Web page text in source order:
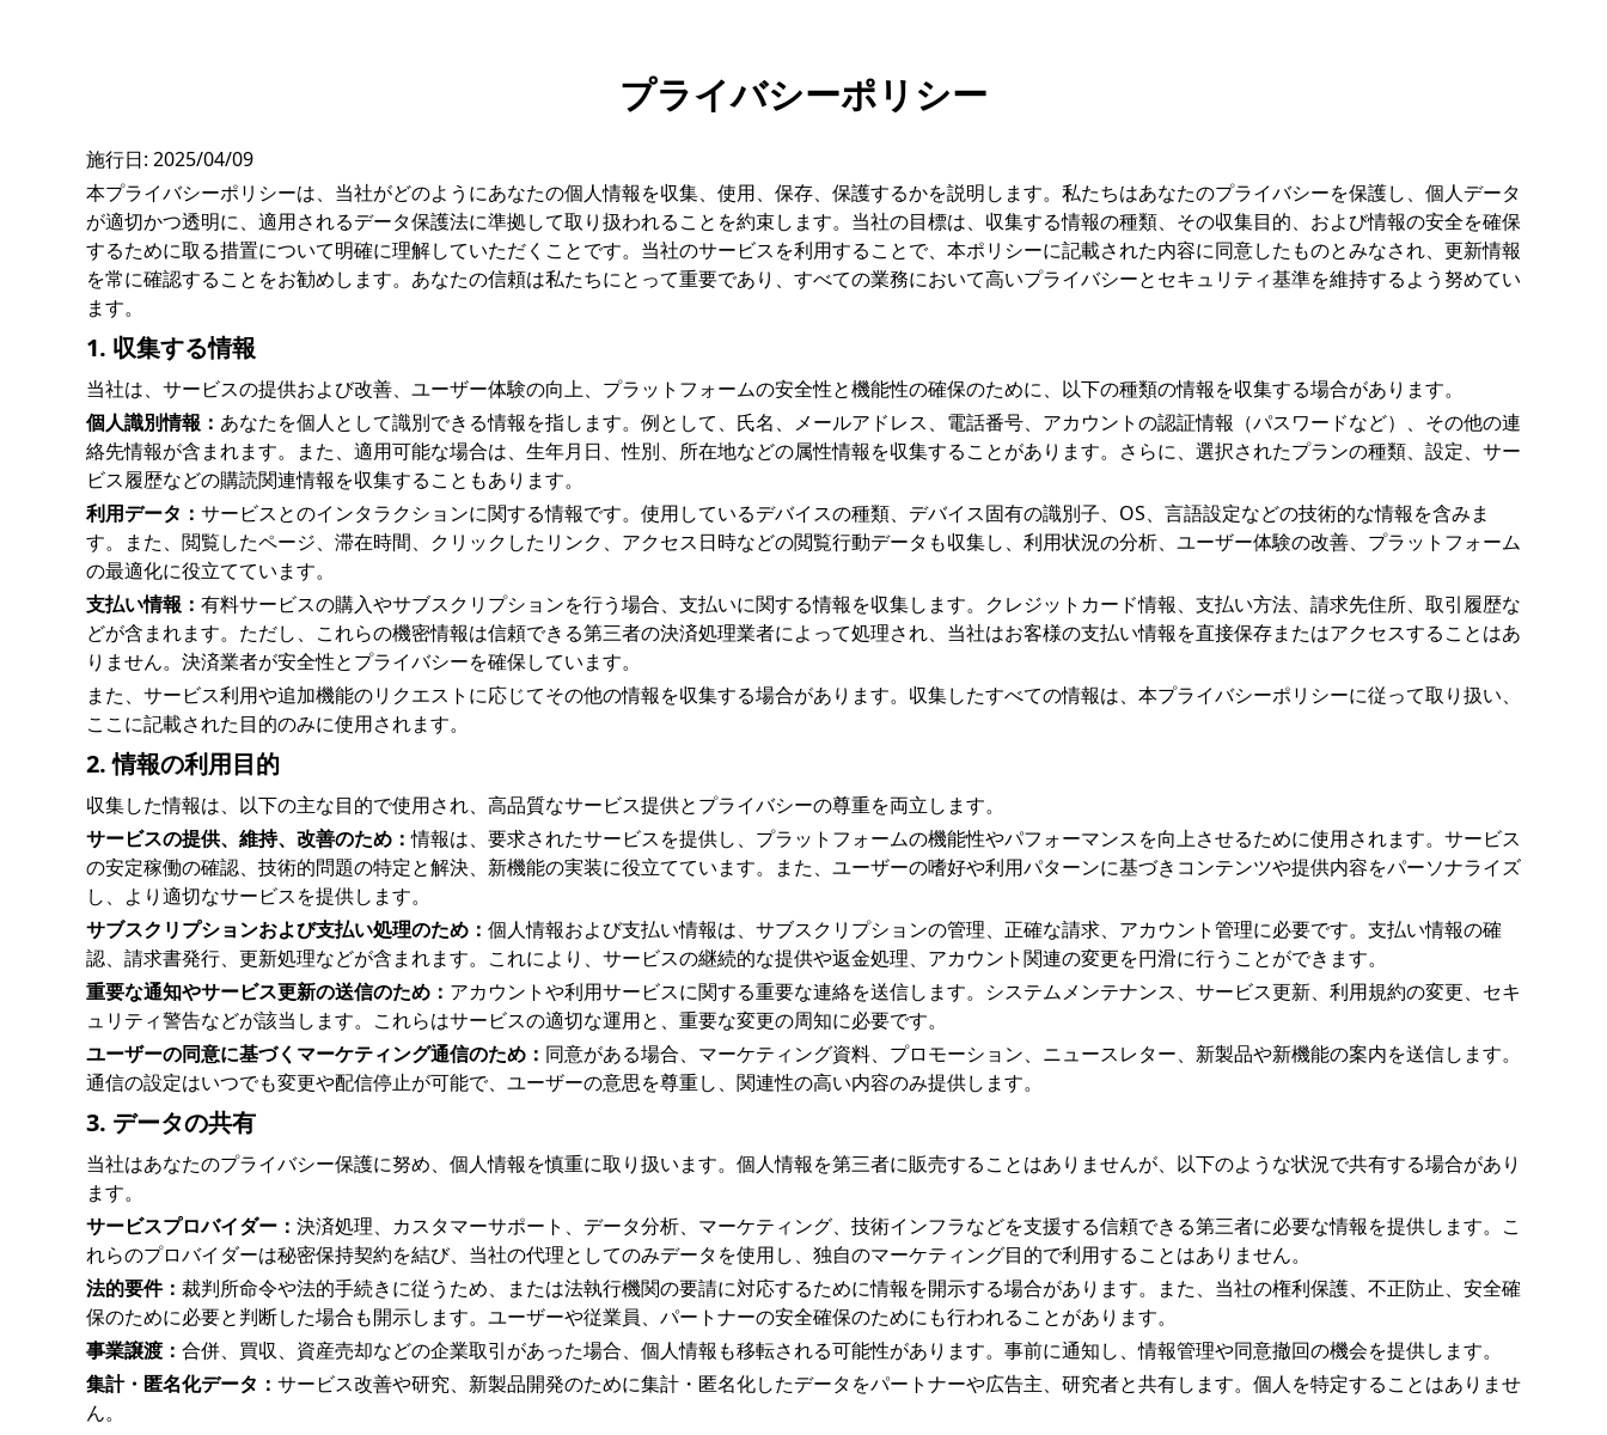
プライバシーポリシー
施行日: 2025/04/09
本プライバシーポリシーは、当社がどのようにあなたの個人情報を収集、使用、保存、保護するかを説明します。私たちはあなたのプライバシーを保護し、個人データ
が適切かつ透明に、適用されるデータ保護法に準拠して取り扱われることを約束します。当社の目標は、収集する情報の種類、その収集目的、および情報の安全を確保
するために取る措置について明確に理解していただくことです。当社のサービスを利用することで、本ポリシーに記載された内容に同意したものとみなされ、更新情報
を常に確認することをお勧めします。あなたの信頼は私たちにとって重要であり、すべての業務において高いプライバシーとセキュリティ基準を維持するよう努めてい
ます。
1. 収集する情報
当社は、サービスの提供および改善、ユーザー体験の向上、プラットフォームの安全性と機能性の確保のために、以下の種類の情報を収集する場合があります。
個人識別情報： あなたを個人として識別できる情報を指します。例として、氏名、メールアドレス、電話番号、アカウントの認証情報（パスワードなど）、その他の連
絡先情報が含まれます。また、適用可能な場合は、生年月日、性別、所在地などの属性情報を収集することがあります。さらに、選択されたプランの種類、設定、サー
ビス履歴などの購読関連情報を収集することもあります。
利用データ： サービスとのインタラクションに関する情報です。使用しているデバイスの種類、デバイス固有の識別子、OS、言語設定などの技術的な情報を含みま
す。また、閲覧したページ、滞在時間、クリックしたリンク、アクセス日時などの閲覧行動データも収集し、利用状況の分析、ユーザー体験の改善、プラットフォーム
の最適化に役立てています。
支払い情報： 有料サービスの購入やサブスクリプションを行う場合、支払いに関する情報を収集します。クレジットカード情報、支払い方法、請求先住所、取引履歴な
どが含まれます。ただし、これらの機密情報は信頼できる第三者の決済処理業者によって処理され、当社はお客様の支払い情報を直接保存またはアクセスすることはあ
りません。決済業者が安全性とプライバシーを確保しています。
また、サービス利用や追加機能のリクエストに応じてその他の情報を収集する場合があります。収集したすべての情報は、本プライバシーポリシーに従って取り扱い、
ここに記載された目的のみに使用されます。
2. 情報の利用目的
収集した情報は、以下の主な目的で使用され、高品質なサービス提供とプライバシーの尊重を両立します。
サービスの提供、維持、改善のため：情報は、要求されたサービスを提供し、プラットフォームの機能性やパフォーマンスを向上させるために使用されます。サービス
の安定稼働の確認、技術的問題の特定と解決、新機能の実装に役立てています。また、ユーザーの嗜好や利用パターンに基づきコンテンツや提供内容をパーソナライズ
し、より適切なサービスを提供します。
サブスクリプションおよび支払い処理のため： 個人情報および支払い情報は、サブスクリプションの管理、正確な請求、アカウント管理に必要です。支払い情報の確
認、請求書発行、更新処理などが含まれます。これにより、サービスの継続的な提供や返金処理、アカウント関連の変更を円滑に行うことができます。
重要な通知やサービス更新の送信のため： アカウントや利用サービスに関する重要な連絡を送信します。システムメンテナンス、サービス更新、利用規約の変更、セキ
ュリティ警告などが該当します。これらはサービスの適切な運用と、重要な変更の周知に必要です。
ユーザーの同意に基づくマーケティング通信のため： 同意がある場合、マーケティング資料、プロモーション、ニュースレター、新製品や新機能の案内を送信します。
通信の設定はいつでも変更や配信停止が可能で、ユーザーの意思を尊重し、関連性の高い内容のみ提供します。
3. データの共有
当社はあなたのプライバシー保護に努め、個人情報を慎重に取り扱います。個人情報を第三者に販売することはありませんが、以下のような状況で共有する場合があり
ます。
サービスプロバイダー： 決済処理、カスタマーサポート、データ分析、マーケティング、技術インフラなどを支援する信頼できる第三者に必要な情報を提供します。こ
れらのプロバイダーは秘密保持契約を結び、当社の代理としてのみデータを使用し、独自のマーケティング目的で利用することはありません。
法的要件： 裁判所命令や法的手続きに従うため、または法執行機関の要請に対応するために情報を開示する場合があります。また、当社の権利保護、不正防止、安全確
保のために必要と判断した場合も開示します。ユーザーや従業員、パートナーの安全確保のためにも行われることがあります。
事業譲渡： 合併、買収、資産売却などの企業取引があった場合、個人情報も移転される可能性があります。事前に通知し、情報管理や同意撤回の機会を提供します。
集計・匿名化データ： サービス改善や研究、新製品開発のために集計・匿名化したデータをパートナーや広告主、研究者と共有します。個人を特定することはありませ
ん。